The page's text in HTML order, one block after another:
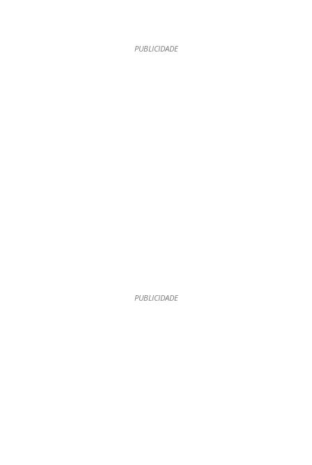
PUBLICIDADE
PUBLICIDADE